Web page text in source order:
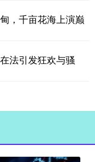
，千亩花海上演巅
法引发狂欢与骚